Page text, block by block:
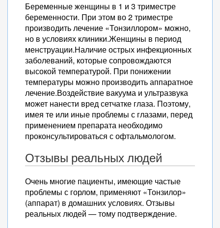
Беременные женщины в 1 и 3 триместре
беременности. При этом во 2 триместре
производить лечение «Тонзиллором» можно,
но в условиях клиники.Женщины в период
менструации.Наличие острых инфекционных
заболеваний, которые сопровождаются
высокой температурой. При понижении
температуры можно производить аппаратное
лечение.Воздействие вакуума и ультразвука
может нанести вред сетчатке глаза. Поэтому,
имея те или иные проблемы с глазами, перед
применением препарата необходимо
проконсультироваться с офтальмологом.
Отзывы реальных людей
Очень многие пациенты, имеющие частые
проблемы с горлом, применяют «Тонзилор»
(аппарат) в домашних условиях. Отзывы
реальных людей — тому подтверждение.